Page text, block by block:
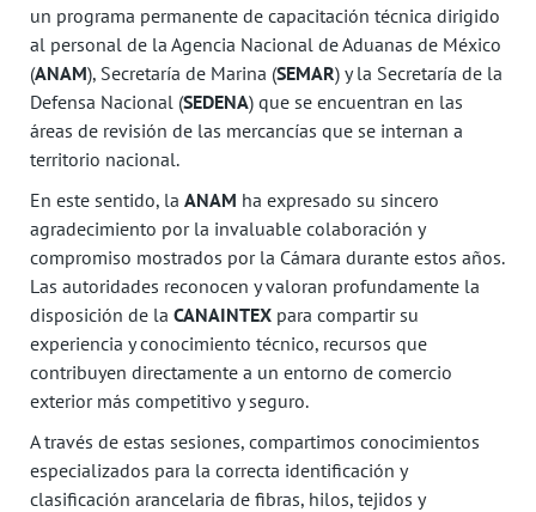
un programa permanente de capacitación técnica dirigido
al personal de la Agencia Nacional de Aduanas de México
(ANAM), Secretaría de Marina (SEMAR) y la Secretaría de la
Defensa Nacional (SEDENA) que se encuentran en las
áreas de revisión de las mercancías que se internan a
territorio nacional.
En este sentido, la ANAM ha expresado su sincero
agradecimiento por la invaluable colaboración y
compromiso mostrados por la Cámara durante estos años.
Las autoridades reconocen y valoran profundamente la
disposición de la CANAINTEX para compartir su
experiencia y conocimiento técnico, recursos que
contribuyen directamente a un entorno de comercio
exterior más competitivo y seguro.
A través de estas sesiones, compartimos conocimientos
especializados para la correcta identificación y
clasificación arancelaria de fibras, hilos, tejidos y